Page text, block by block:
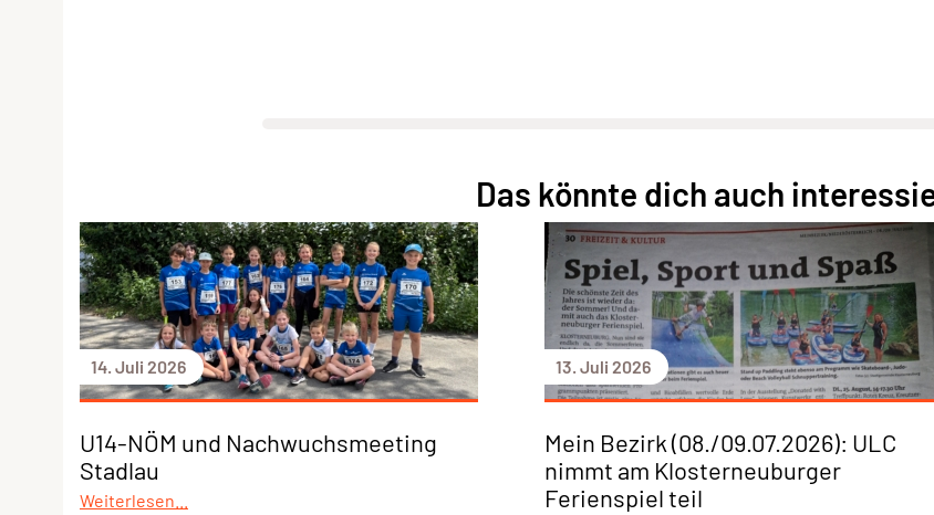
Das könnte dich auch
14. Juli 2026
U14-NÖM und Nachwuchsmeeting
Stadlau
Weiterlesen...
13. Juli 2026
Mein Bezirk (08./09.07.2026): ULC
nimmt am Klosterneuburger
Ferienspiel teil